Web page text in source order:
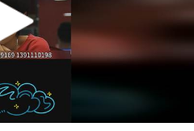
海豚或在华东沿海登陆
蒂诺首次公开道歉